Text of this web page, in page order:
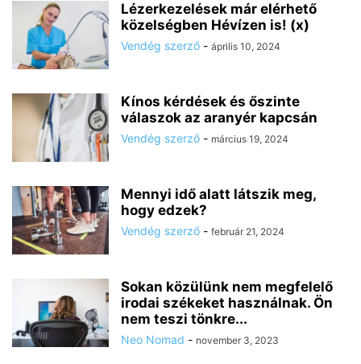
Lézerkezelések már elérhető
közelségben Hévízen is! (x)
Vendég szerző - április 10, 2024
Kínos kérdések és őszinte
válaszok az aranyér kapcsán
Vendég szerző - március 19, 2024
Mennyi idő alatt látszik meg,
hogy edzek?
Vendég szerző - február 21, 2024
Sokan közülünk nem megfelelő
irodai székeket használnak. Ön
nem teszi tönkre...
Neo Nomad - november 3, 2023